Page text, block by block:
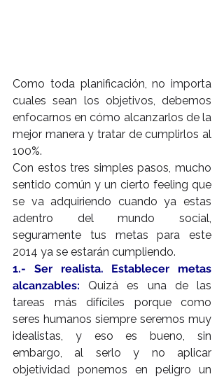
Como toda planificación, no importa
cuales sean los objetivos, debemos
enfocarnos en cómo alcanzarlos de la
mejor manera y tratar de cumplirlos al
100%.
Con estos tres simples pasos, mucho
sentido común y un cierto feeling que
se va adquiriendo cuando ya estas
adentro del mundo social,
seguramente tus metas para este
2014 ya se estarán cumpliendo.
1.- Ser realista. Establecer metas
alcanzables: Quizá es una de las
tareas más difíciles porque como
seres humanos siempre seremos muy
idealistas, y eso es bueno, sin
embargo, al serlo y no aplicar
objetividad ponemos en peligro un